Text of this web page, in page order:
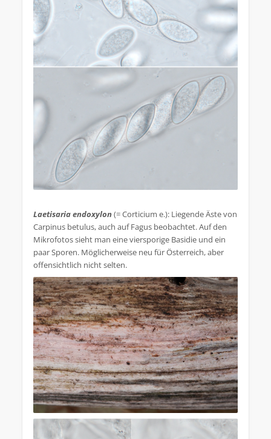
Laetisaria endoxylon (= Corticium e.): Liegende Äste von
Carpinus betulus, auch auf Fagus beobachtet. Auf den
Mikrofotos sieht man eine viersporige Basidie und ein
paar Sporen. Möglicherweise neu für Österreich, aber
offensichtlich nicht selten.